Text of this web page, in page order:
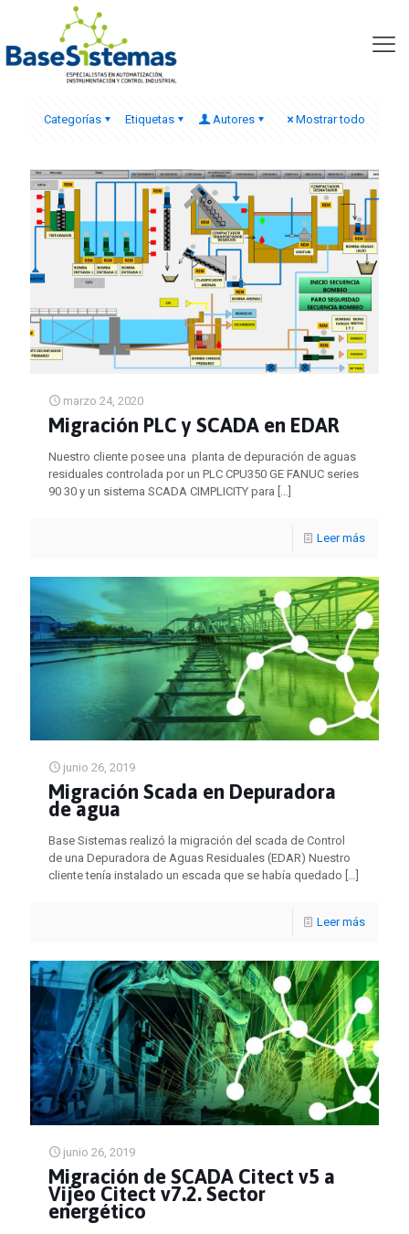
migración Scada
Categorías Etiquetas Autores Mostrar todo
marzo 24, 2020
Migración PLC y SCADA en EDAR
Nuestro cliente posee una planta de depuración de aguas
residuales controlada por un PLC CPU350 GE FANUC series
90 30 y un sistema SCADA CIMPLICITY para […]
Leer más
junio 26, 2019
Migración Scada en Depuradora
de agua
Base Sistemas realizó la migración del scada de Control
de una Depuradora de Aguas Residuales (EDAR) Nuestro
cliente tenía instalado un escada que se había quedado […]
Leer más
junio 26, 2019
Migración de SCADA Citect v5 a
Vijeo Citect v7.2. Sector
energético